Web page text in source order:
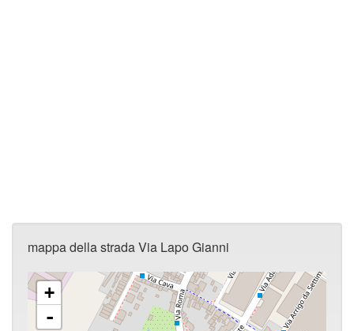
mappa della strada Via Lapo Gianni
+
-